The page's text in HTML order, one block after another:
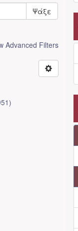
Ψάξε
Advanced Filters
)